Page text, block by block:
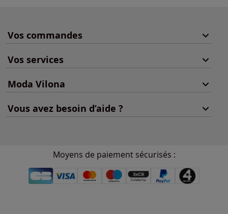
Vos commandes
Vos services
Moda Vilona
Vous avez besoin d’aide ?
Moyens de paiement sécurisés :